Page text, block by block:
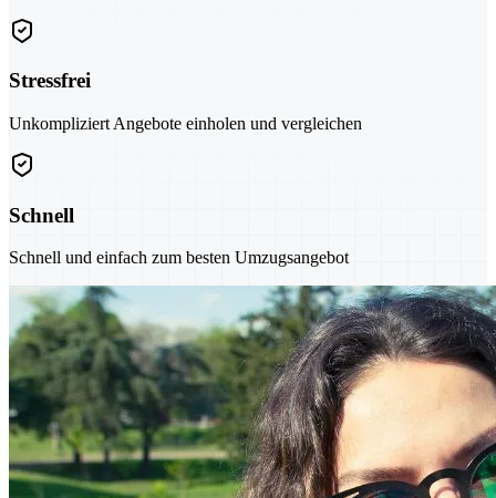
Stressfrei
Unkompliziert Angebote einholen und vergleichen
Schnell
Schnell und einfach zum besten Umzugsangebot